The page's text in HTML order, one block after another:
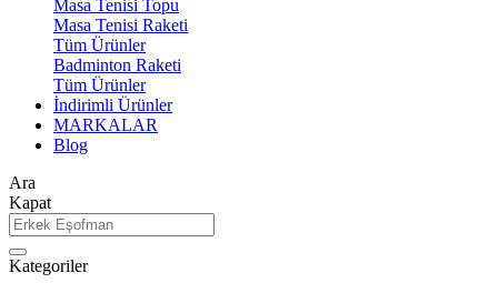
Masa Tenisi Topu
Masa Tenisi Raketi
Tüm Ürünler
Badminton Raketi
Tüm Ürünler
İndirimli Ürünler
MARKALAR
Blog
Ara
Kapat
Kategoriler